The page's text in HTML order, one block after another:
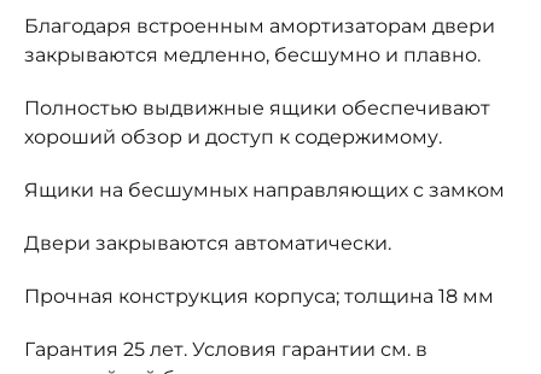
Благодаря встроенным амортизаторам двери
закрываются медленно, бесшумно и плавно.
Полностью выдвижные ящики обеспечивают
хороший обзор и доступ к содержимому.
Ящики на бесшумных направляющих с замком
Двери закрываются автоматически.
Прочная конструкция корпуса; толщина 18 мм
Гарантия 25 лет. Условия гарантии см. в